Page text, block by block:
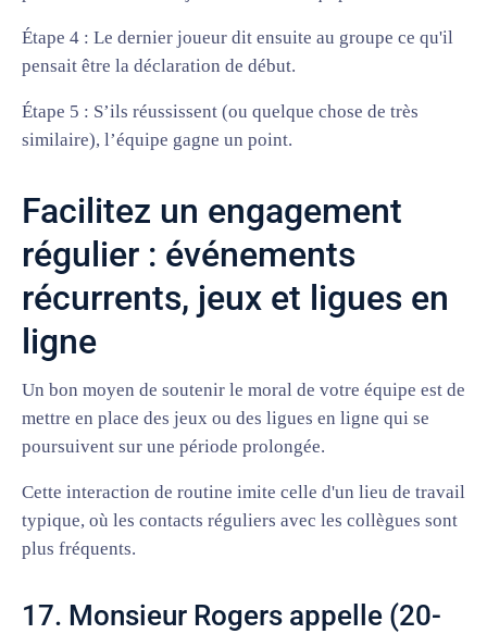
Étape 4 : Le dernier joueur dit ensuite au groupe ce qu'il
pensait être la déclaration de début.
Étape 5 : S’ils réussissent (ou quelque chose de très
similaire), l’équipe gagne un point.
Facilitez un engagement
régulier : événements
récurrents, jeux et ligues en
ligne
Un bon moyen de soutenir le moral de votre équipe est de
mettre en place des jeux ou des ligues en ligne qui se
poursuivent sur une période prolongée.
Cette interaction de routine imite celle d'un lieu de travail
typique, où les contacts réguliers avec les collègues sont
plus fréquents.
17. Monsieur Rogers appelle (20-